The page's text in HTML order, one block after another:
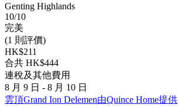
Genting Highlands
10/10
完美
(1 則評價)
HK$211
合共 HK$444
連稅及其他費用
8 月 9 日 - 8 月 10 日
雲頂Grand Ion Delemen由Quince Home提供